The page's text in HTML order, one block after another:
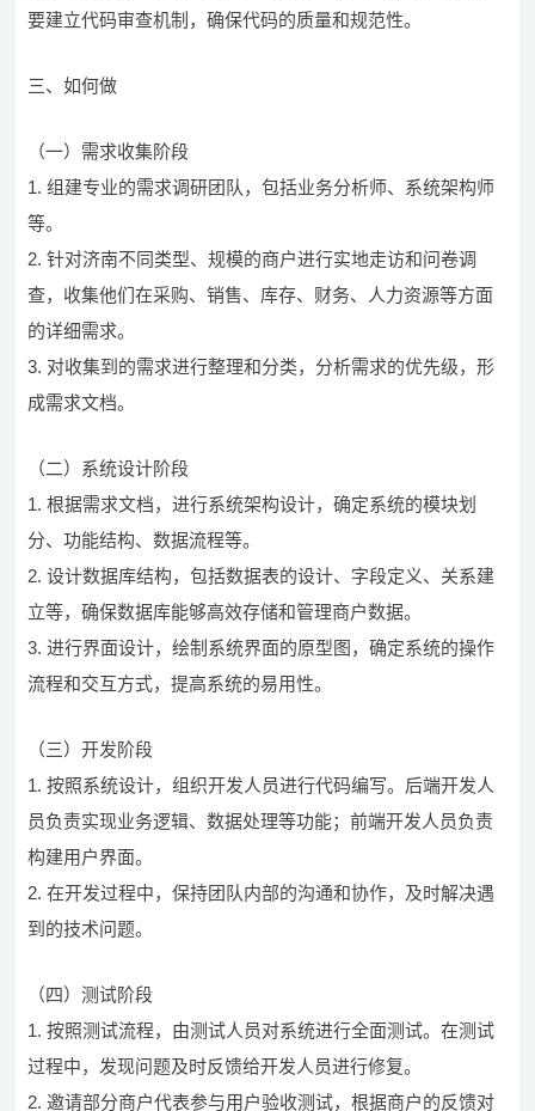
要建立代码审查机制，确保代码的质量和规范性。
三、如何做
（一）需求收集阶段
1. 组建专业的需求调研团队，包括业务分析师、系统架构师
等。
2. 针对济南不同类型、规模的商户进行实地走访和问卷调
查，收集他们在采购、销售、库存、财务、人力资源等方面
的详细需求。
3. 对收集到的需求进行整理和分类，分析需求的优先级，形
成需求文档。
（二）系统设计阶段
1. 根据需求文档，进行系统架构设计，确定系统的模块划
分、功能结构、数据流程等。
2. 设计数据库结构，包括数据表的设计、字段定义、关系建
立等，确保数据库能够高效存储和管理商户数据。
3. 进行界面设计，绘制系统界面的原型图，确定系统的操作
流程和交互方式，提高系统的易用性。
（三）开发阶段
1. 按照系统设计，组织开发人员进行代码编写。后端开发人
员负责实现业务逻辑、数据处理等功能；前端开发人员负责
构建用户界面。
2. 在开发过程中，保持团队内部的沟通和协作，及时解决遇
到的技术问题。
（四）测试阶段
1. 按照测试流程，由测试人员对系统进行全面测试。在测试
过程中，发现问题及时反馈给开发人员进行修复。
2. 邀请部分商户代表参与用户验收测试，根据商户的反馈对